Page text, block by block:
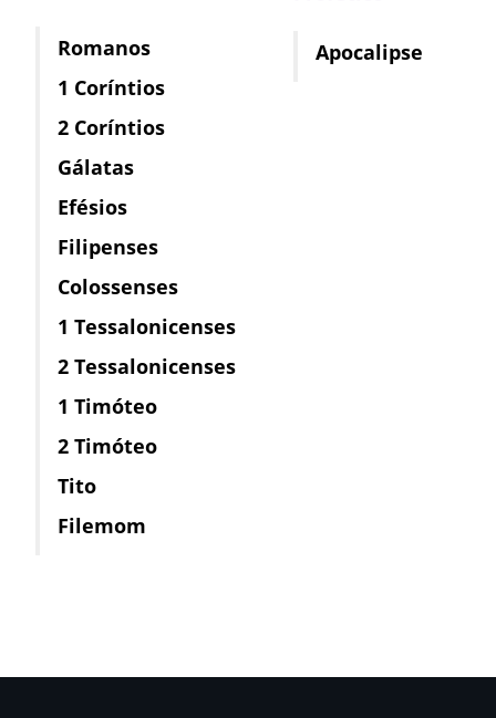
Romanos
1 Coríntios
2 Coríntios
Gálatas
Efésios
Filipenses
Colossenses
1 Tessalonicenses
2 Tessalonicenses
1 Timóteo
2 Timóteo
Tito
Filemom
Apocalipse